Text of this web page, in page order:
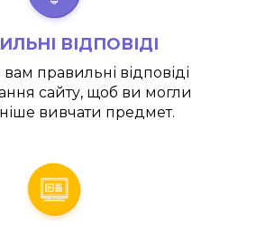
ВІДПОВІДІ
вам правильні відповіді
сайту, щоб ви могли
вивчати предмет.